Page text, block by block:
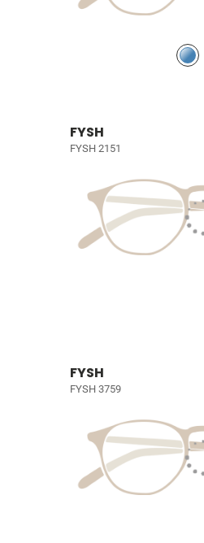
FYSH
FYSH 2151
FYSH
FYSH 3759